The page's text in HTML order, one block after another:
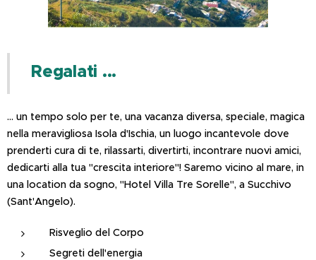
Regalati ...
... un tempo solo per te, una vacanza diversa, speciale, magica
nella meravigliosa Isola d'Ischia, un luogo incantevole dove
prenderti cura di te, rilassarti, divertirti, incontrare nuovi amici,
dedicarti alla tua "crescita interiore"! Saremo vicino al mare, in
una location da sogno, "Hotel Villa Tre Sorelle", a Succhivo
(Sant'Angelo).
Risveglio del Corpo
Segreti dell'energia